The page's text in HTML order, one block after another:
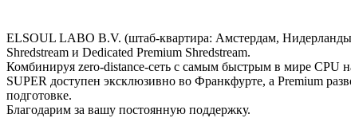
ELSOUL LABO B.V. (штаб-квартира: Амстердам,
Shredstream и Dedicated Premium Shredstream.
Комбинируя zero-distance-сеть с самым быстрым в мире CPU
SUPER доступен эксклюзивно во Франкфурте, а Premium
подготовке.
Благодарим за вашу постоянную поддержку.